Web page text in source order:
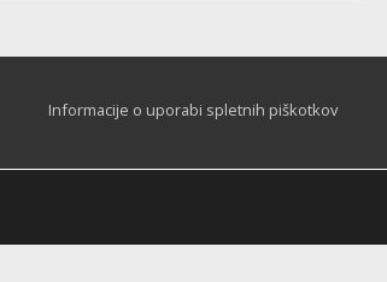
Informacije o uporabi spletnih piškotkov